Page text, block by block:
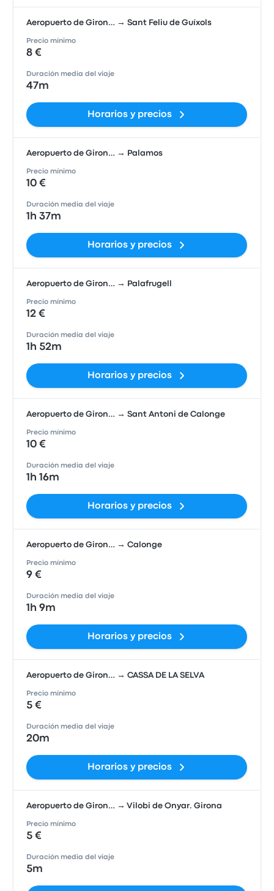
Aeropuerto de Giron… → Sant Feliu de Guíxols
Precio mínimo
8 €
Duración media del viaje
47m
Horarios y precios
Aeropuerto de Giron… → Palamos
Precio mínimo
10 €
Duración media del viaje
1h 37m
Horarios y precios
Aeropuerto de Giron… → Palafrugell
Precio mínimo
12 €
Duración media del viaje
1h 52m
Horarios y precios
Aeropuerto de Giron… → Sant Antoni de Calonge
Precio mínimo
10 €
Duración media del viaje
1h 16m
Horarios y precios
Aeropuerto de Giron… → Calonge
Precio mínimo
9 €
Duración media del viaje
1h 9m
Horarios y precios
Aeropuerto de Giron… → CASSA DE LA SELVA
Precio mínimo
5 €
Duración media del viaje
20m
Horarios y precios
Aeropuerto de Giron… → Vilobi de Onyar. Girona
Precio mínimo
5 €
Duración media del viaje
5m